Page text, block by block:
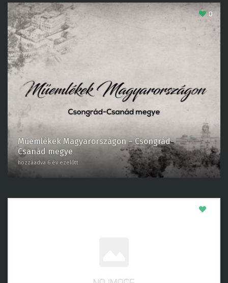
0
Műemlékek Magyarországon – Csongrád-
Csanád megye
hozzáadva 6 év ezelőtt